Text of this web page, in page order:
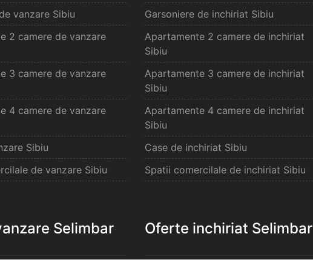
vanzare Sibiu
2 camere de vanzare
3 camere de vanzare
4 camere de vanzare
Sibiu
de vanzare Sibiu
Selimbar
Garsoniere de inchiriat Sibiu
Apartamente 2 camere de inchiriat
Sibiu
Apartamente 3 camere de inchiriat
Sibiu
Apartamente 4 camere de inchiriat
Sibiu
Case de inchiriat Sibiu
Spatii comercilale de inchiriat Sibiu
Oferte inchiriat Selimbar